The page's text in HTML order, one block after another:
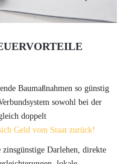
Baumaßnahmen so günstig
sowohl bei der
doppelt
Geld vom Staat zurück!
Darlehen, direkte